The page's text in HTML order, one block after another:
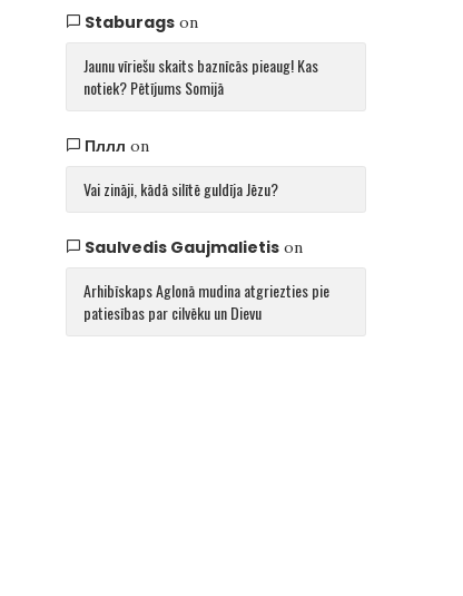
Staburagson
Jaunu vīriešu skaits baznīcās pieaug! Kas
notiek? Pētījums Somijā
Пллл on
Vai zināji, kādā silītē guldīja Jēzu?
Saulvedis Gaujmalietison
Arhibīskaps Aglonā mudina atgriezties pie
patiesības par cilvēku un Dievu